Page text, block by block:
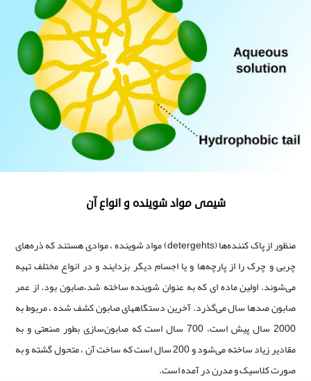
شیمی مواد شوینده و انواع آن
منظور از پاک کننده‌ها (detergehts) مواد شوینده ، موادی هستند که ذره‌های
چربی و چرک را از پارچه‌ها و یا اجسام دیگر بزدایند و در انواع مختلف تهیه
می‌شوند. اولین ماده ای که به عنوان شوینده ساخته شد،صابون بود. از عمر
صابون صدها سال می‌گذرد. آخرین دستگاههای صابون کشف شده ، مربوط به
2000 سال پیش است، 700 سال است که صابون‌سازی بطور صنعتی و به
مقادیر زیاد ساخته می‌شود و 200 سال است که ساخت آن ، متحول گشته و به
صورت کلاسیک و مدرن در آمده است.